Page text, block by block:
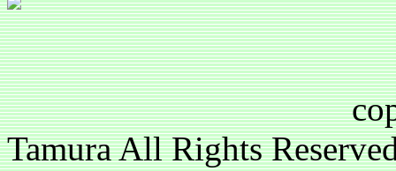
Tamura All Rights